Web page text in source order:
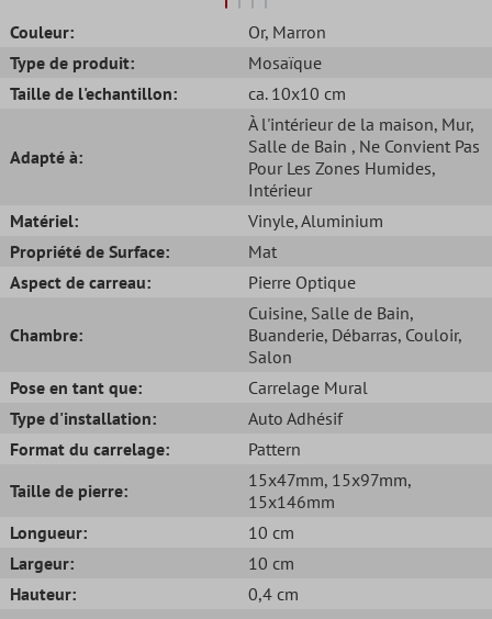
Couleur: Or, Marron
Type de produit:
Mosaïque
Taille de l'echantillon:
ca. 10x10 cm
Adapté à:
À l'intérieur de la maison, Mur,
Salle de Bain , Ne Convient Pas
Pour Les Zones Humides,
Intérieur
Matériel:
Vinyle, Aluminium
Propriété de Surface:
Mat
Aspect de carreau:
Pierre Optique
Chambre:
Cuisine, Salle de Bain,
Buanderie, Débarras, Couloir,
Salon
Pose en tant que:
Carrelage Mural
Type d'installation:
Auto Adhésif
Format du carrelage:
Pattern
Taille de pierre:
15x47mm, 15x97mm,
15x146mm
Longueur:
10 cm
Largeur:
10 cm
Hauteur:
0,4 cm